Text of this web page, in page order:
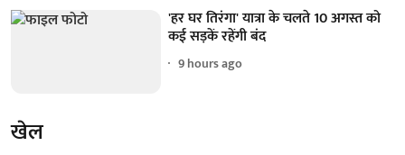
'हर घर तिरंगा' यात्रा के चलते 10 अगस्त को
कई सड़कें रहेंगी बंद
9 hours ago
खेल